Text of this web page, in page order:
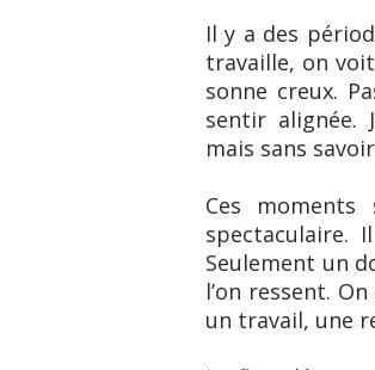
Il y a des
travaille, on
sonne creux.
sentir alignée.
mais sans
Ces
spectaculaire.
Seulement un
l’on ressent.
un travail, une